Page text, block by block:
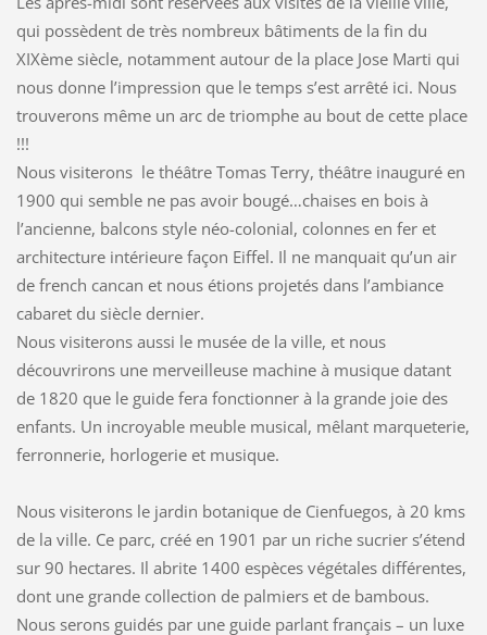
qui possèdent de très nombreux bâtiments de la fin du
XIXème siècle, notamment autour de la place Jose Marti qui
nous donne l’impression que le temps s’est arrêté ici. Nous
trouverons même un arc de triomphe au bout de cette place
!!!
Nous visiterons le théâtre Tomas Terry, théâtre inauguré en
1900 qui semble ne pas avoir bougé…chaises en bois à
l’ancienne, balcons style néo-colonial, colonnes en fer et
architecture intérieure façon Eiffel. Il ne manquait qu’un air
de french cancan et nous étions projetés dans l’ambiance
cabaret du siècle dernier.
Nous visiterons aussi le musée de la ville, et nous
découvrirons une merveilleuse machine à musique datant
de 1820 que le guide fera fonctionner à la grande joie des
enfants. Un incroyable meuble musical, mêlant marqueterie,
ferronnerie, horlogerie et musique.
Nous visiterons le jardin botanique de Cienfuegos, à 20 kms
de la ville. Ce parc, créé en 1901 par un riche sucrier s’étend
sur 90 hectares. Il abrite 1400 espèces végétales différentes,
dont une grande collection de palmiers et de bambous.
Nous serons guidés par une guide parlant français – un luxe